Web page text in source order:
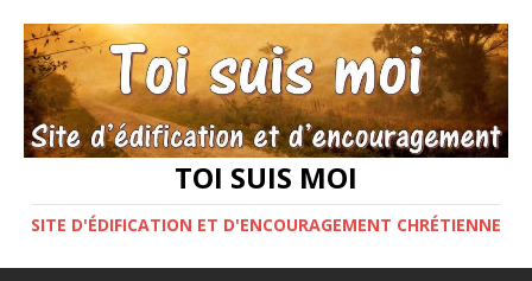
TOI SUIS MOI
SITE D'ÉDIFICATION ET D'ENCOURAGEMENT CHRÉTIENNE